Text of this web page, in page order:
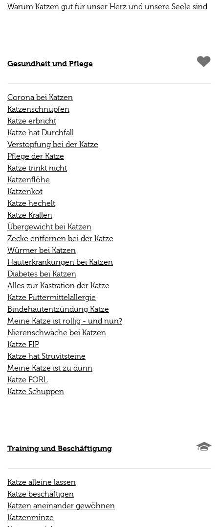
Warum Katzen gut für unser Herz und unsere Seele sind
Gesundheit und Pflege
Corona bei Katzen
Katzenschnupfen
Katze erbricht
Katze hat Durchfall
Verstopfung bei der Katze
Pflege der Katze
Katze trinkt nicht
Katzenflöhe
Katzenkot
Katze hechelt
Katze Krallen
Übergewicht bei Katzen
Zecke entfernen bei der Katze
Würmer bei Katzen
Hauterkrankungen bei Katzen
Diabetes bei Katzen
Alles zur Kastration der Katze
Katze Futtermittelallergie
Bindehautentzündung Katze
Meine Katze ist rollig - und nun?
Nierenschwäche bei Katzen
Katze FIP
Katze hat Struvitsteine
Meine Katze ist zu dünn
Katze FORL
Katze Schuppen
Training und Beschäftigung
Katze alleine lassen
Katze beschäftigen
Katzen aneinander gewöhnen
Katzenminze